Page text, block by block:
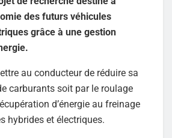
des futurs véhicules
grâce à une gestion
au conducteur de réduire sa
carburants soit par le roulage
d’énergie au freinage
hybrides et électriques.